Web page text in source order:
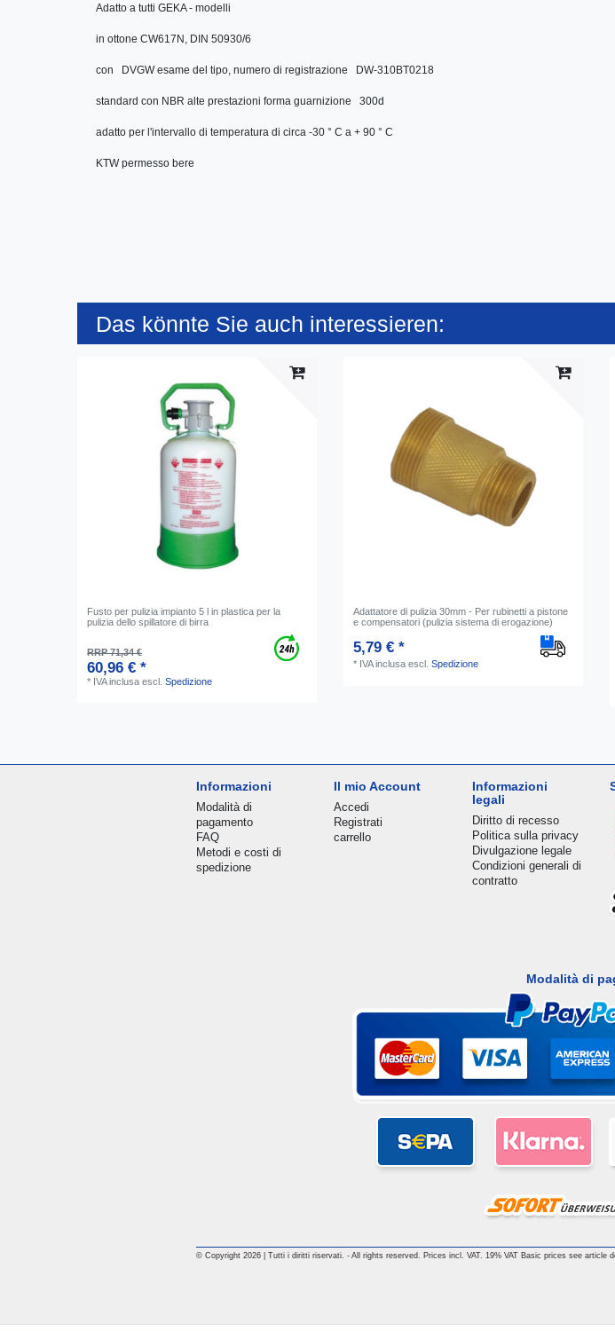
Adatto a tutti GEKA - modelli
in ottone CW617N, DIN 50930/6
con DVGW esame del tipo, numero di registrazione DW-310BT0218
standard con NBR alte prestazioni forma guarnizione 300d
adatto per l'intervallo di temperatura di circa -30 ° C a + 90 ° C
KTW permesso bere
Das könnte Sie auch interessieren:
Fusto per pulizia impianto 5 l in plastica per la
pulizia dello spillatore di birra
RRP 71,34 €
60,96 € *
* IVA inclusa escl.Spedizione
Adattatore di pulizia 30mm - Per rubinetti a pistone
e compensatori (pulizia sistema di erogazione)
5,79 € *
* IVA inclusa escl.Spedizione
Informazioni
Modalità di
pagamento
FAQ
Metodi e costi di
spedizione
Il mio Account
Accedi
Registrati
carrello
Informazioni
legali
Diritto di recesso
Politica sulla privacy
Divulgazione legale
Condizioni generali di
contratto
Modalità di
© Copyright 2026 | Tutti i diritti riservati. - All rights reserved. Prices incl. VAT. 19% VAT Basic prices see article